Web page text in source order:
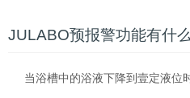
JULABO预报警功能有什
当浴槽中的浴液下降到壹定液位